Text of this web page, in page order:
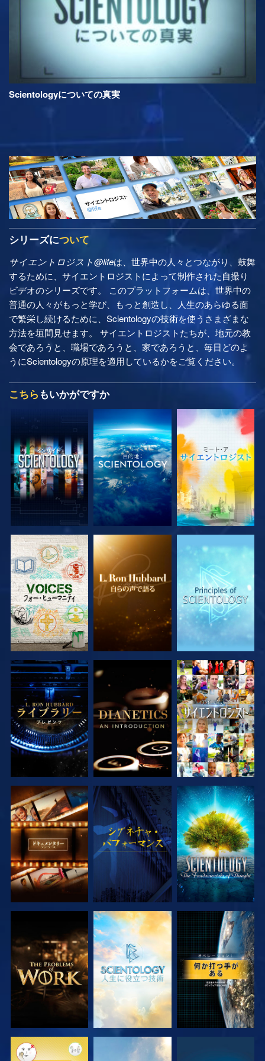
Scientologyについての真実
シリーズについて
サイエントロジスト@lifeは、世界中の人々とつながり、鼓舞
するために、サイエントロジストによって制作された自撮り
ビデオのシリーズです。 このプラットフォームは、世界中の
普通の人々がもっと学び、もっと創造し、人生のあらゆる面
で繁栄し続けるために、Scientologyの技術を使うさまざまな
方法を垣間見せます。 サイエントロジストたちが、地元の教
会であろうと、職場であろうと、家であろうと、毎日どのよ
うにScientologyの原理を適用しているかをご覧ください。
こちら もいかがですか
シリーズを探求 シリーズを探求 シリーズを探求
シリーズを探求 シリーズを探求 観る
シリーズを探求 観る シリーズを探求
シリーズを探求 シリーズを探求 観る